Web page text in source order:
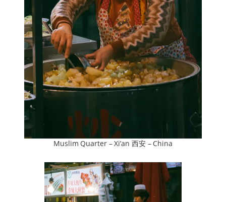
Muslim Quarter – Xi’an 西安 – China